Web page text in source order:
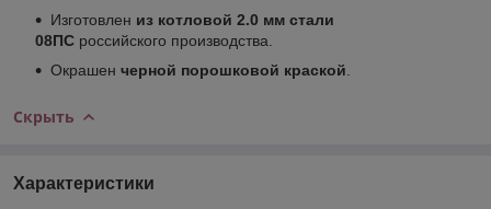
Изготовлен из котловой 2.0 мм стали
08ПС российского производства.
Окрашен черной порошковой краской
Скрыть
Характеристики